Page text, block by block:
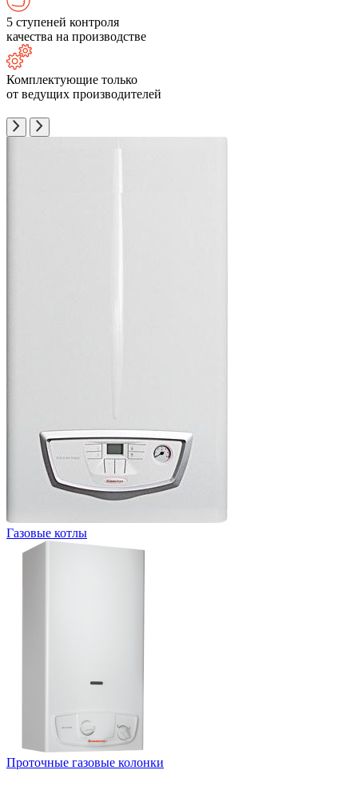
5 ступеней контроля
качества на производстве
Комплектующие только
от ведущих производителей
Газовые котлы
Проточные газовые колонки